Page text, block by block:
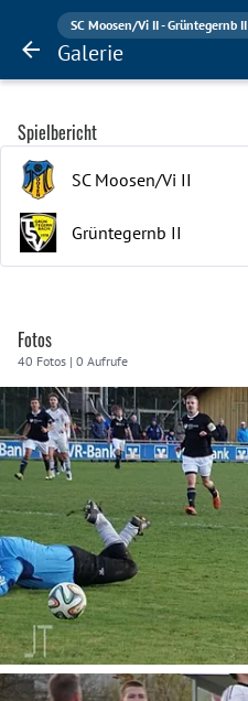
SC Moosen/Vi II - Grüntegernb II
Galerie
Spielbericht
SC Moosen/Vi II
Grüntegernb II
Fotos
40 Fotos | 0 Aufrufe